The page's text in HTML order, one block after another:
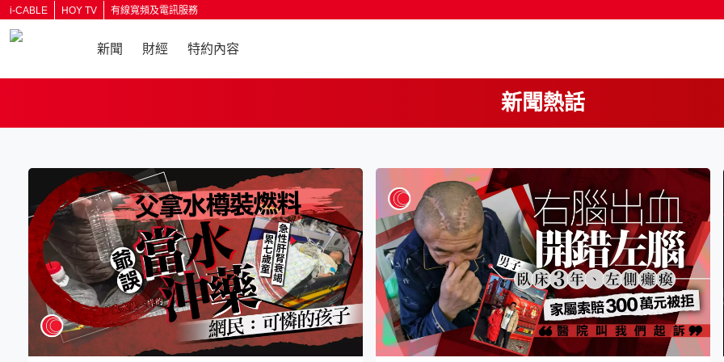
i-CABLE HOY TV 有線寬頻及電訊服務
新聞 財經 特約內容
新聞熱話
按輸入鍵開始搜尋